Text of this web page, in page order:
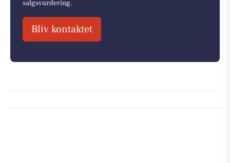
salgsvurdering.
Bliv kontaktet